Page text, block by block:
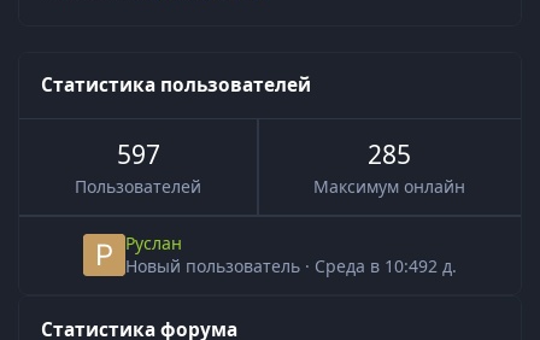
Статистика пользователей
597
Пользователей
285
Максимум онлайн
Руслан
Новый пользователь · Среда в 10:492 д.
Статистика форума